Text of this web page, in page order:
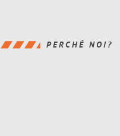
PERCHÉ NOI?